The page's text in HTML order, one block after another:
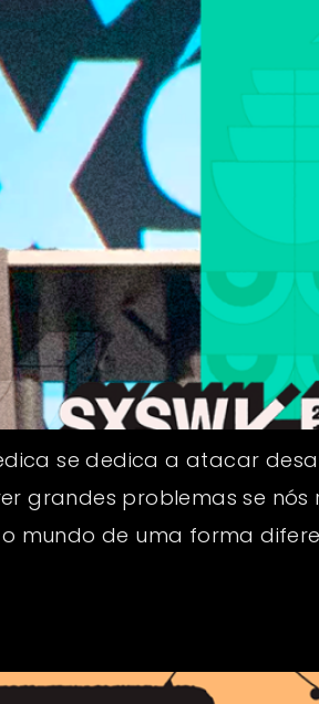
se dedica a atacar
grandes problemas se nós
mundo de uma forma